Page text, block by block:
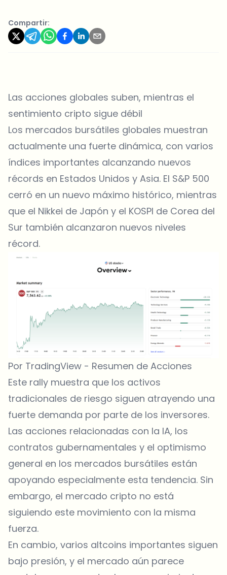
Compartir:
Las acciones globales suben, mientras el
sentimiento cripto sigue débil
Los mercados bursátiles globales muestran
actualmente una fuerte dinámica, con varios
índices importantes alcanzando nuevos
récords en Estados Unidos y Asia. El S&P 500
cerró en un nuevo máximo histórico, mientras
que el Nikkei de Japón y el KOSPI de Corea del
Sur también alcanzaron nuevos niveles
récord.
Por TradingView - Resumen de Acciones
Este rally muestra que los activos
tradicionales de riesgo siguen atrayendo una
fuerte demanda por parte de los inversores.
Las acciones relacionadas con la IA, los
contratos gubernamentales y el optimismo
general en los mercados bursátiles están
apoyando especialmente esta tendencia. Sin
embargo, el mercado cripto no está
siguiendo este movimiento con la misma
fuerza.
En cambio, varios altcoins importantes siguen
bajo presión, y el mercado aún parece